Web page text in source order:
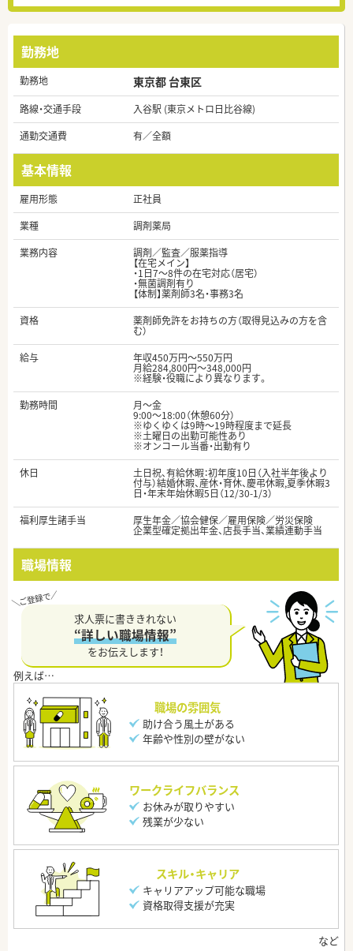
勤務地
勤務地 東京都 台東区
路線・交通手段
入谷駅 (東京メトロ日比谷線)
通勤交通費
有／全額
基本情報
雇用形態
正社員
業種
調剤薬局
業務内容
調剤／監査／服薬指導
【在宅メイン】
・1日7～8件の在宅対応（居宅）
・無菌調剤有り
【体制】薬剤師3名・事務3名
資格
薬剤師免許をお持ちの方（取得見込みの方を含
む）
給与
年収450万円～550万円
月給284,800円～348,000円
※経験・役職により異なります。
勤務時間
月～金
9:00～18:00（休憩60分）
※ゆくゆくは9時～19時程度まで延長
※土曜日の出勤可能性あり
※オンコール当番・出動有り
休日
土日祝、有給休暇：初年度10日（入社半年後より
付与）結婚休暇、産休・育休、慶弔休暇,夏季休暇3
日・年末年始休暇5日（12/30-1/3）
福利厚生諸手当
厚生年金／協会健保／雇用保険／労災保険
企業型確定拠出年金、店長手当、業績連動手当
職場情報
求人票に書ききれない
“詳しい職場情報”
をお伝えします！
職場の雰囲気
助け合う風土がある
年齢や性別の壁がない
ワークライフバランス
お休みが取りやすい
残業が少ない
スキル・キャリア
キャリアアップ可能な職場
資格取得支援が充実